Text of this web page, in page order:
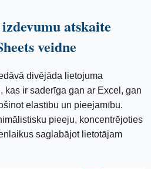
atskaite
veidne
divējāda lietojuma
kas ir saderīga gan ar Excel, gan
elastību un pieejamību.
pieeju, koncentrējoties
saglabājot lietotājam